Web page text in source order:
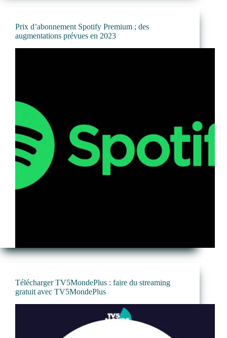
Prix d’abonnement Spotify Premium ; des
augmentations prévues en 2023
Télécharger TV5MondePlus : faire du streaming
gratuit avec TV5MondePlus